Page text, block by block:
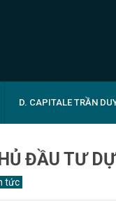
D. CAPITALE TRẦN
ĐẦU TƯ
tức